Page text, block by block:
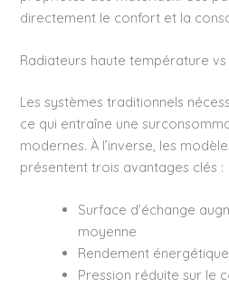
directement le confort et la
Radiateurs haute température
Les systèmes traditionnels
ce qui entraîne une
modernes. À l’inverse, les
présentent trois avantages clés :
Surface d’échange
moyenne
Rendement
Pression réduite sur le